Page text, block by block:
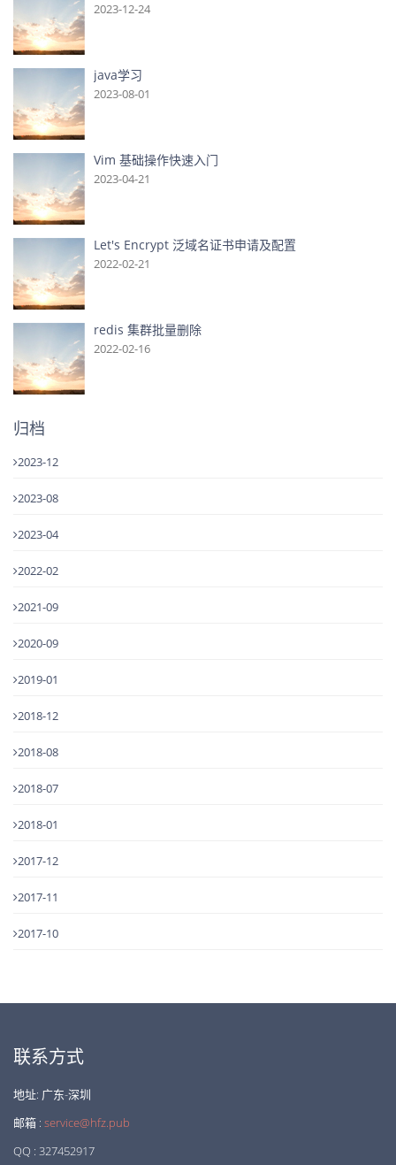
2023-12-24
java学习
2023-08-01
Vim 基础操作快速入门
2023-04-21
Let's Encrypt 泛域名证书申请及配置
2022-02-21
redis 集群批量删除
2022-02-16
归档
2023-12
2023-08
2023-04
2022-02
2021-09
2020-09
2019-01
2018-12
2018-08
2018-07
2018-01
2017-12
2017-11
2017-10
联系方式
地址: 广东-深圳
邮箱 : service@hfz.pub
QQ : 327452917